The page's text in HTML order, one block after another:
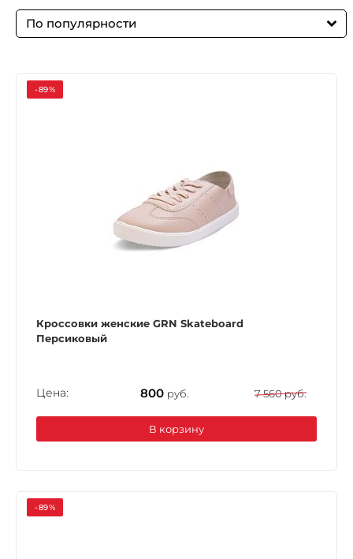
По популярности
-89%
Кроссовки женские GRN Skateboard
Персиковый
Цена: 800 руб. 7 560 руб.
В корзину
-89%